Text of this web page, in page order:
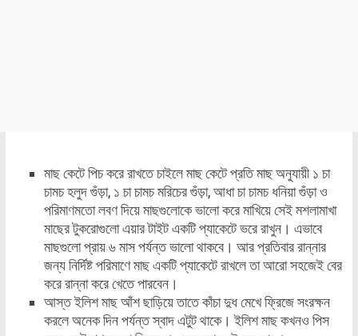
মাছ কেটে পিচ করে রাখতে চাইলে মাছ কেটে প্রতি মাছ অনুযায়ী ১ চা
চামচ হলুদ গুঁড়া, ১ চা চামচ মরিচের গুঁড়া, আধা চা চামচ ধনিয়া গুঁড়া ও
পরিমাণমতো লবণ দিয়ে মাছগুলোকে ভালো করে মাখিয়ে সেই মশলামাখা
মাছের টুকরোগুলো এয়ার টাইট একটি প্যাকেটে ভরে রাখুন। এভাবে
মাছগুলো প্রায় ৬ মাস পর্যন্ত ভালো থাকবে। আর প্রতিবার রান্নার
জন্য নির্দিষ্ট পরিমাণে মাছ একটি প্যাকেটে রাখলে তা আরো সহজেই বের
করে রান্না করে খেতে পারবেন।
আস্ত ইলিশ মাছ আঁশ ছাড়িয়ে তাতে কাঁচা দুধ মেখে ফ্রিজে সংরক্ষন
করলে অনেক দিন পর্যন্ত স্বাদ এটুট থাকে। ইলিশ মাছ কখনও পিস